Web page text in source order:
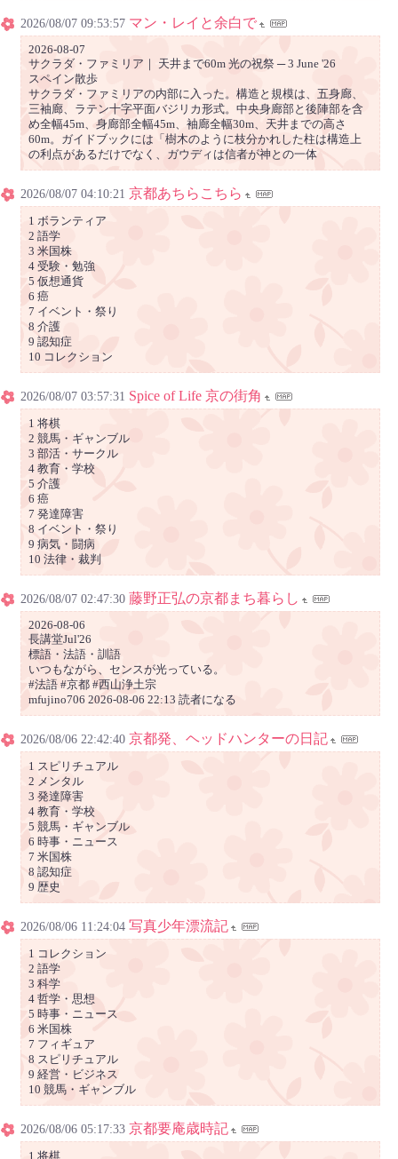
2026/08/07 09:53:57 マン・レイと余白で
2026-08-07
サクラダ・ファミリア｜ 天井まで60m 光の祝祭 ─ 3 June '26
スペイン散歩
サクラダ・ファミリアの内部に入った。構造と規模は、五身廊、
三袖廊、ラテン十字平面バジリカ形式。中央身廊部と後陣部を含
め全幅45m、身廊部全幅45m、袖廊全幅30m、天井までの高さ
60m。ガイドブックには「樹木のように枝分かれした柱は構造上
の利点があるだけでなく、ガウディは信者が神との一体
2026/08/07 04:10:21 京都あちらこちら
1 ボランティア
2 語学
3 米国株
4 受験・勉強
5 仮想通貨
6 癌
7 イベント・祭り
8 介護
9 認知症
10 コレクション
2026/08/07 03:57:31 Spice of Life 京の街角
1 将棋
2 競馬・ギャンブル
3 部活・サークル
4 教育・学校
5 介護
6 癌
7 発達障害
8 イベント・祭り
9 病気・闘病
10 法律・裁判
2026/08/07 02:47:30 藤野正弘の京都まち暮らし
2026-08-06
長講堂Jul'26
標語・法語・訓語
いつもながら、センスが光っている。
#法語 #京都 #西山浄土宗
mfujino706 2026-08-06 22:13 読者になる
2026/08/06 22:42:40 京都発、ヘッドハンターの日記
1 スピリチュアル
2 メンタル
3 発達障害
4 教育・学校
5 競馬・ギャンブル
6 時事・ニュース
7 米国株
8 認知症
9 歴史
2026/08/06 11:24:04 写真少年漂流記
1 コレクション
2 語学
3 科学
4 哲学・思想
5 時事・ニュース
6 米国株
7 フィギュア
8 スピリチュアル
9 経営・ビジネス
10 競馬・ギャンブル
2026/08/06 05:17:33 京都要庵歳時記
1 将棋